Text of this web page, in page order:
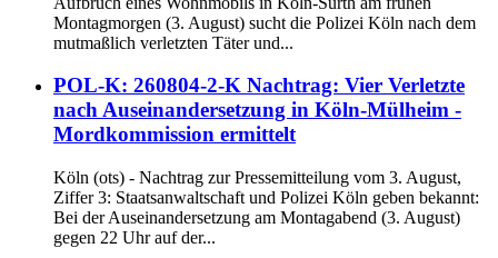
Montagmorgen (3. August) sucht die Polizei Köln nach dem
mutmaßlich verletzten Täter und...
POL-K: 260804-2-K Nachtrag: Vier Verletzte
nach Auseinandersetzung in Köln-Mülheim -
Mordkommission ermittelt
Köln (ots) - Nachtrag zur Pressemitteilung vom 3. August,
Ziffer 3: Staatsanwaltschaft und Polizei Köln geben bekannt:
Bei der Auseinandersetzung am Montagabend (3. August)
gegen 22 Uhr auf der...